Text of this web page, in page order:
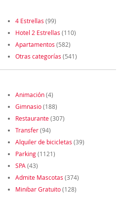
4 Estrellas (99)
Hotel 2 Estrellas (110)
Apartamentos (582)
Otras categorías (541)
Animación(4)
Gimnasio(188)
Restaurante(307)
Transfer(94)
Alquiler de bicicletas (39)
Parking(1121)
SPA (43)
Admite Mascotas (374)
Minibar Gratuito(128)